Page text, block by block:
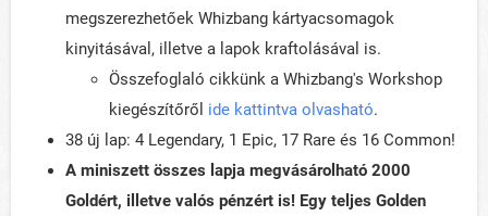
megszerezhetőek Whizbang kártyacsomagok
kinyitásával, illetve a lapok kraftolásával is.
Összefoglaló cikkünk a Whizbang's Workshop
kiegészítőről ide kattintva olvasható.
38 új lap: 4 Legendary, 1 Epic, 17 Rare és 16 Common!
A miniszett összes lapja megvásárolható 2000
Goldért, illetve valós pénzért is! Egy teljes Golden